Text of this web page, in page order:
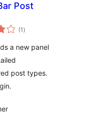
Post
(1 totale
bedømmelser
)
a new panel
post types.